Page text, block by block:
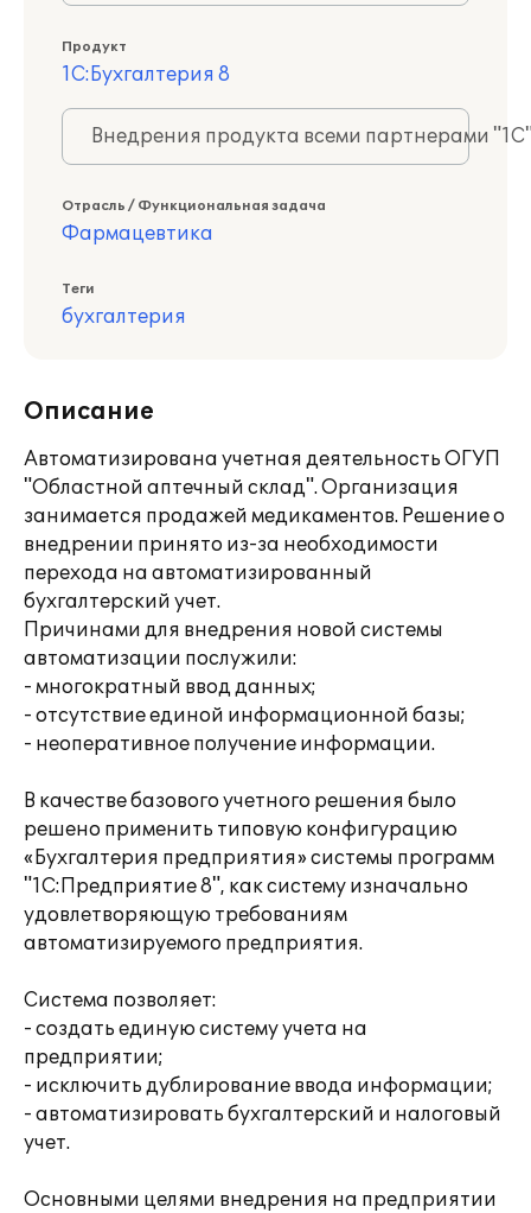
Продукт
1С:Бухгалтерия 8
Внедрения продукта всеми партнерами
Отрасль / Функциональная задача
Фармацевтика
Теги
бухгалтерия
Описание
Автоматизирована учетная деятельность ОГУП
"Областной аптечный склад". Организация
занимается продажей медикаментов. Решение о
внедрении принято из-за необходимости
перехода на автоматизированный
бухгалтерский учет.
Причинами для внедрения новой системы
автоматизации послужили:
- многократный ввод данных;
- отсутствие единой информационной базы;
- неоперативное получение информации.
В качестве базового учетного решения было
решено применить типовую конфигурацию
«Бухгалтерия предприятия» системы программ
"1С:Предприятие 8", как систему изначально
удовлетворяющую требованиям
автоматизируемого предприятия.
Система позволяет:
- создать единую систему учета на
предприятии;
- исключить дублирование ввода информации;
- автоматизировать бухгалтерский и налоговый
учет.
Основными целями внедрения на предприятии